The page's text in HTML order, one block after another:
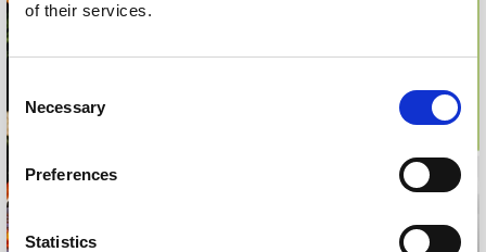
of their services.
Selection
Necessary
Preferences
Statistics